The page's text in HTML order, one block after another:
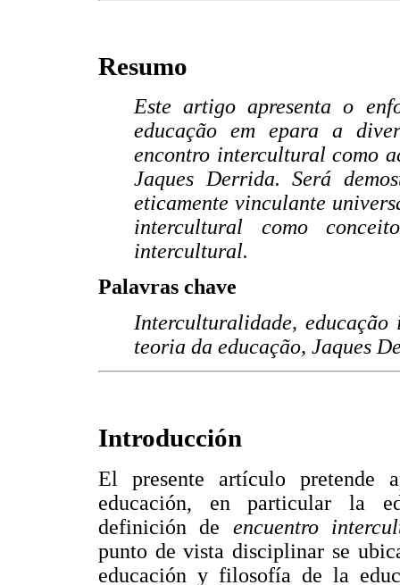
Resumo
Este artigo apresenta o
educação em epara a
encontro intercultural como
Jaques Derrida. Será
eticamente vinculante
intercultural como
intercultural.
Palavras chave
Interculturalidade,
teoria da educação, Jaques
Introducción
El presente artículo
educación, en particular la
definición de encuentro
punto de vista disciplinar se
educación y filosofía de la